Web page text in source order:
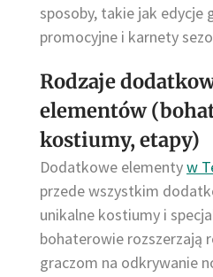
sposoby, takie jak edycje
promocyjne i karnety
Rodzaje
elementów
kostiumy, etapy)
Dodatkowe elementyw
przede wszystkim
unikalne kostiumy i
bohaterowie rozszerzają
graczom na odkrywanie